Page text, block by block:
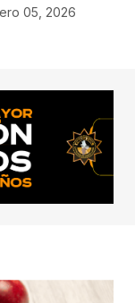
05, 2026